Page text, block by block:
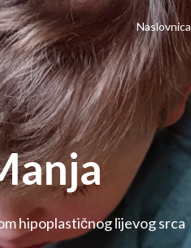
Naslovnica
hipoplastičnog lijevog srca